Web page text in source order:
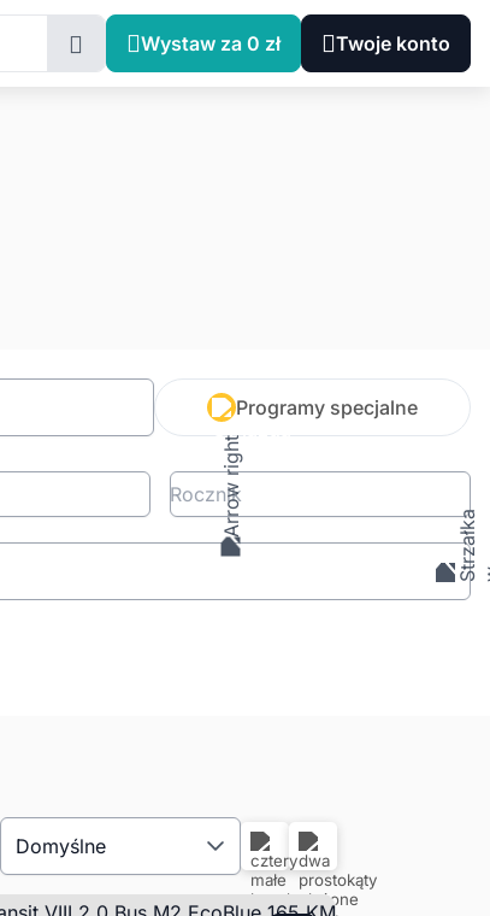
Wystaw za 0 zł Twoje konto
Programy specjalne
Rocznik
Domyślne